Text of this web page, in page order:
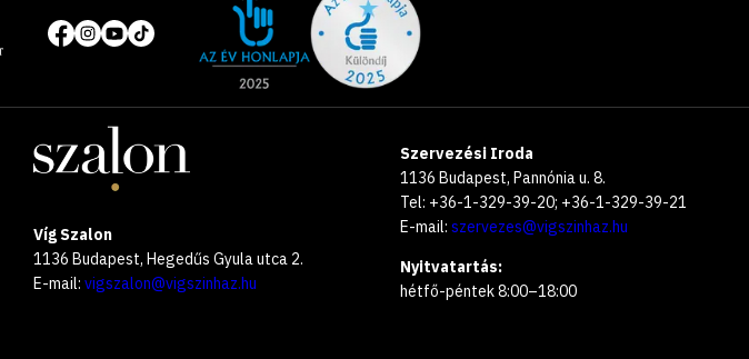
Közösségi
média
the
Víg Szalon
1136 Budapest, Hegedűs Gyula utca 2.
E-mail: vigszalon@vigszinhaz.hu
Szervezési Iroda
1136 Budapest, Pannónia u. 8.
Tel: +36-1-329-39-20; +36-1-329-39-21
E-mail: szervezes@vigszinhaz.hu
Nyitvatartás:
hétfő-péntek 8:00–18:00